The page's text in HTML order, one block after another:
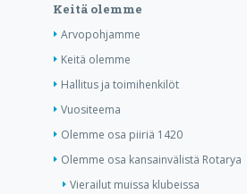
Keitä olemme
Arvopohjamme
Keitä olemme
Hallitus ja toimihenkilöt
Vuositeema
Olemme osa piiriä 1420
Olemme osa kansainvälistä Rotarya
Vierailut muissa klubeissa